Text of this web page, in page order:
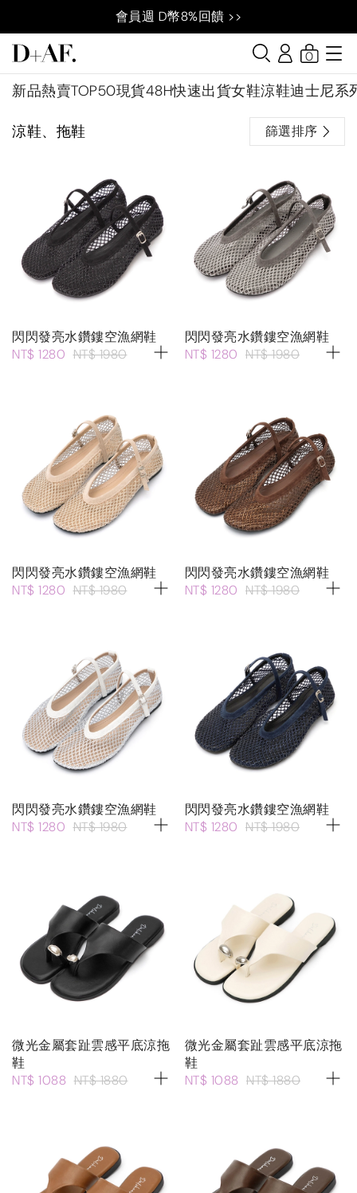
會員週 D幣8%回饋 >>
新品熱賣TOP50現貨48H快速出貨女鞋涼鞋迪士尼系
0
涼鞋、拖鞋 篩選排序
閃閃發亮水鑽鏤空漁網鞋
NT$ 1280 NT$ 1980
閃閃發亮水鑽鏤空漁網鞋
NT$ 1280 NT$ 1980
閃閃發亮水鑽鏤空漁網鞋
NT$ 1280 NT$ 1980
閃閃發亮水鑽鏤空漁網鞋
NT$ 1280 NT$ 1980
閃閃發亮水鑽鏤空漁網鞋
NT$ 1280 NT$ 1980
閃閃發亮水鑽鏤空漁網鞋
NT$ 1280 NT$ 1980
微光金屬套趾雲感平底涼拖
鞋
NT$ 1088 NT$ 1880
微光金屬套趾雲感平底涼拖
鞋
NT$ 1088 NT$ 1880